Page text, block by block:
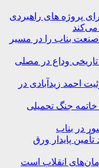
پروژه های راهبردی
می‌کند
صنعت بناب را در مسیر
تاریخی وداع در مصلی
احمد زیدآبادی در
خاتمه جنگ تحمیلی
تأمین پایدار ورق
انقلاب است